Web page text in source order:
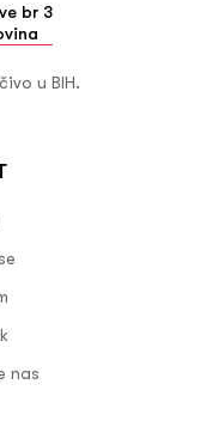
nas
br 3
u BIH.